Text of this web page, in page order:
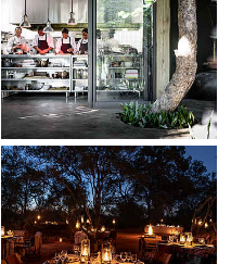
Show larger version